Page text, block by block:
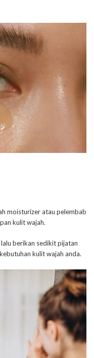
moisturizer atau pelembab
kulit wajah.
berikan sedikit pijatan
kulit wajah anda.